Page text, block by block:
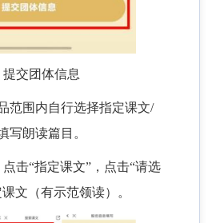
提交团体信息
范围内自行选择指定课文/
写朗读篇目。
击“指定课文”，点击“请选
文（有示范领读）。